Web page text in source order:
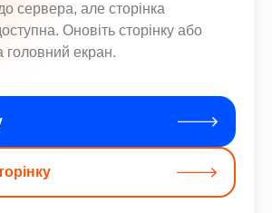
сервера, але сторінка
Оновіть сторінку або
головний екран.